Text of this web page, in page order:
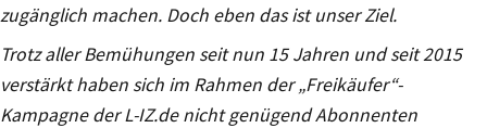
zugänglich machen. Doch eben das ist unser Ziel.
Trotz aller Bemühungen seit nun 15 Jahren und seit 2015
verstärkt haben sich im Rahmen der „Freikäufer“-
Kampagne der L-IZ.de nicht genügend Abonnenten